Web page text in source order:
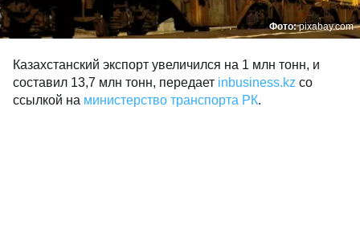
Фото:pixabay.com
Казахстанский экспорт увеличился на 1 млн тонн, и
составил 13,7 млн тонн, передает inbusiness.kz со
ссылкой на министерство транспорта РК.